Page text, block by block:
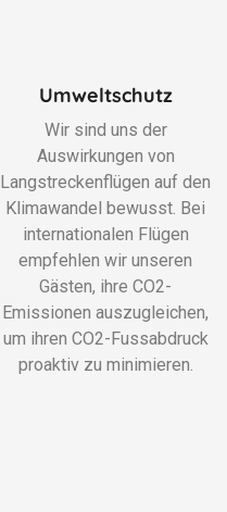
Umweltschutz
Wir sind uns der
Auswirkungen von
Langstreckenflügen auf den
Klimawandel bewusst. Bei
internationalen Flügen
empfehlen wir unseren
Gästen, ihre CO2-
Emissionen auszugleichen,
um ihren CO2-Fussabdruck
proaktiv zu minimieren.